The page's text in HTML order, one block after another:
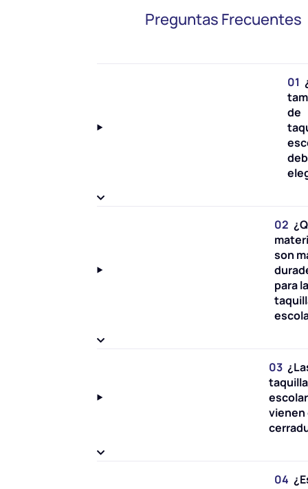
Preguntas Frecuentes
01
de
02
son
para
03
vienen
04